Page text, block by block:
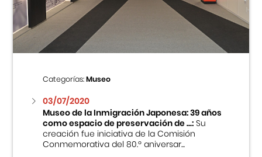
Categorías:Museo
03/07/2020
Museo de la Inmigración Japonesa: 39 años
como espacio de preservación de ...:Su
creación fue iniciativa de la Comisión
Conmemorativa del 80.º aniversar...